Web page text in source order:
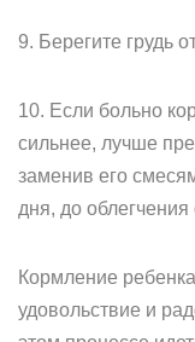
9. Берегите грудь
10. Если больно
сильнее, лучше
заменив его
дня, до
Кормление
удовольствие и